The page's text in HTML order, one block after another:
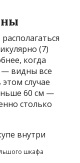
(7)
когда
— видны все
случае
60 см —
столько
шкафа